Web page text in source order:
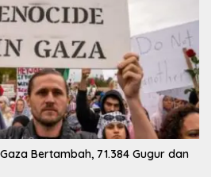
Bertambah, 71.384 Gugur dan